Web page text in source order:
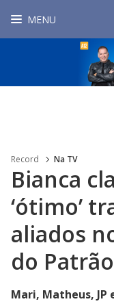
MENU
Record Na TV
Bianca
‘ótimo’
aliados
do Patrão
Mari, Matheus, JP